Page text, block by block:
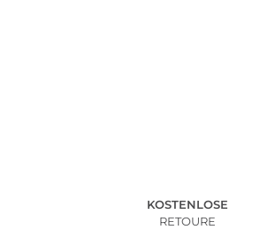
KOSTENLOSE
RETOURE